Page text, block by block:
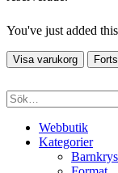
You've just added
Visa varukorg
Webbutik
Kategorier